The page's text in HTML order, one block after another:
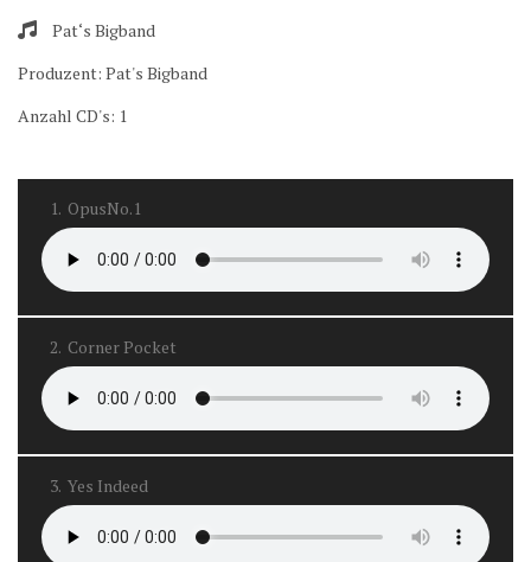
Pat‘s Bigband
Produzent: Pat's Bigband
Anzahl CD's: 1
1. OpusNo.1
2. Corner Pocket
3. Yes Indeed